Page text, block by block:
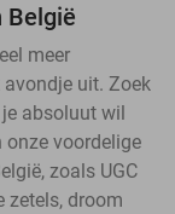
België
meer
uit. Zoek
absoluut wil
onze voordelige
zoals UGC
zetels, droom